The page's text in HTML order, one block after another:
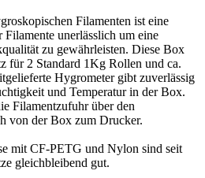
Filamenten ist eine
Filamente unerlässlich um eine
zu gewährleisten. Diese Box
für 2 Standard 1Kg Rollen und ca.
Hygrometer gibt zuverlässig
und Temperatur in der Box.
Filamentzufuhr über den
von der Box zum Drucker.
mit CF-PETG und Nylon sind seit
gleichbleibend gut.